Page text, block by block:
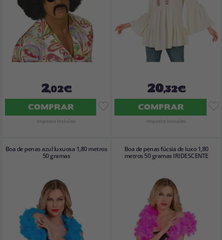
2,02€
COMPRAR
Imposto Incluído
20,32€
COMPRAR
Imposto Incluído
Boa de penas azul luxuosa 1,80 metros
50 gramas
Boa de penas fúcsia de luxo 1,80
metros 50 gramas IRIDESCENTE